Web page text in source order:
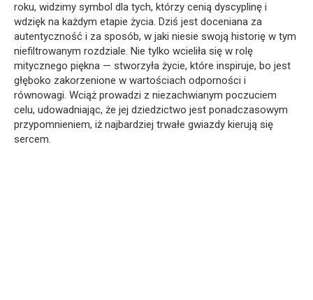
roku, widzimy symbol dla tych, którzy cenią dyscyplinę i
wdzięk na każdym etapie życia. Dziś jest doceniana za
autentyczność i za sposób, w jaki niesie swoją historię w tym
niefiltrowanym rozdziale. Nie tylko wcieliła się w rolę
mitycznego piękna — stworzyła życie, które inspiruje, bo jest
głęboko zakorzenione w wartościach odporności i
równowagi. Wciąż prowadzi z niezachwianym poczuciem
celu, udowadniając, że jej dziedzictwo jest ponadczasowym
przypomnieniem, iż najbardziej trwałe gwiazdy kierują się
sercem.